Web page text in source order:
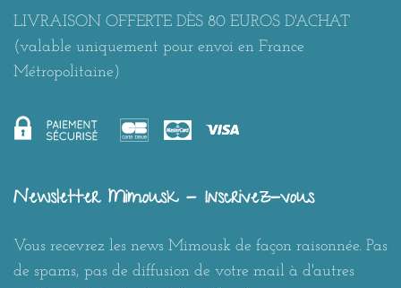
LIVRAISON OFFERTE DÈS 80 EUROS D'ACHAT
(valable uniquement pour envoi en France
Métropolitaine)
Newsletter Mimousk - Inscrivez-vous
Vous recevrez les news Mimousk de façon raisonnée. Pas
de spams, pas de diffusion de votre mail à d'autres